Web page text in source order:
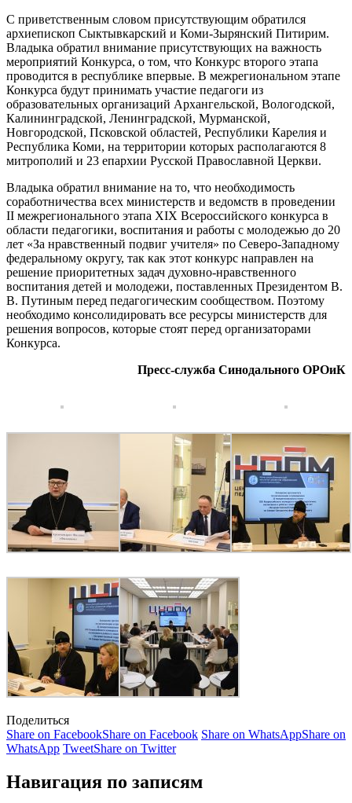
С приветственным словом присутствующим обратился
архиепископ Сыктывкарский и Коми-Зырянский Питирим.
Владыка обратил внимание присутствующих на важность
мероприятий Конкурса, о том, что Конкурс второго этапа
проводится в республике впервые. В межрегиональном этапе
Конкурса будут принимать участие педагоги из
образовательных организаций Архангельской, Вологодской,
Калининградской, Ленинградской, Мурманской,
Новгородской, Псковской областей, Республики Карелия и
Республика Коми, на территории которых располагаются 8
митрополий и 23 епархии Русской Православной Церкви.
Владыка обратил внимание на то, что необходимость
соработничества всех министерств и ведомств в проведении
II межрегионального этапа XIX Всероссийского конкурса в
области педагогики, воспитания и работы с молодежью до 20
лет «За нравственный подвиг учителя» по Северо-Западному
федеральному округу, так как этот конкурс направлен на
решение приоритетных задач духовно-нравственного
воспитания детей и молодежи, поставленных Президентом В.
В. Путиным перед педагогическим сообществом. Поэтому
необходимо консолидировать все ресурсы министерств для
решения вопросов, которые стоят перед организаторами
Конкурса.
Пресс-служба Синодального ОРОиК
Поделиться
Share on FacebookShare on Facebook Share on WhatsAppShare on
WhatsApp TweetShare on Twitter
Навигация по записям